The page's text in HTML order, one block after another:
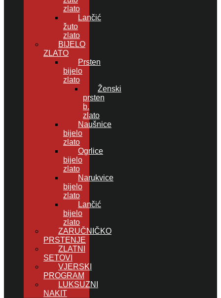
zlato
Lančić
žuto
zlato
BIJELO
ZLATO
Prsten
bijelo
zlato
Ženski
prsten
b.
zlato
Naušnice
bijelo
zlato
Ogrlice
bijelo
zlato
Narukvice
bijelo
zlato
Lančić
bijelo
zlato
ZARUČNIČKO
PRSTENJE
ZLATNI
SETOVI
VJERSKI
PROGRAM
LUKSUZNI
NAKIT